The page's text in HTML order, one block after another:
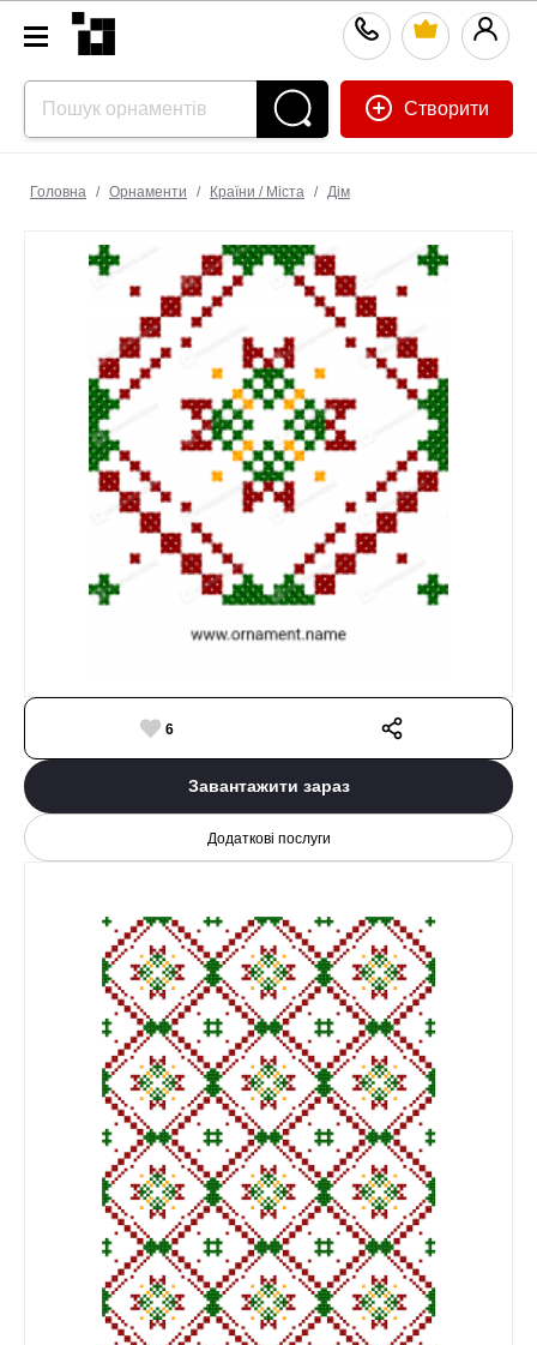
Створити
Головна / Орнаменти / Країни / Міста / Дім
6
Завантажити зараз
Додаткові послуги